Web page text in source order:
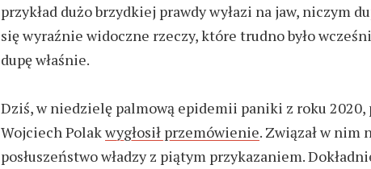
przykład dużo brzydkiej prawdy wyłazi na jaw, niczym
się wyraźnie widoczne rzeczy, które trudno było
dupę właśnie.
Dziś, w niedzielę palmową epidemii paniki z roku 2020,
Wojciech Polakwygłosił przemówienie. Związał w nim
posłuszeństwo władzy z piątym przykazaniem.